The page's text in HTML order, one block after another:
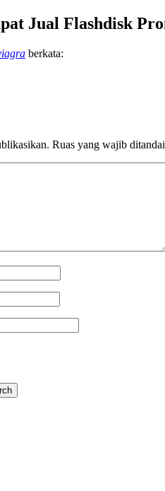
Jual Flashdisk
berkata:
Ruas yang wajib ditandai